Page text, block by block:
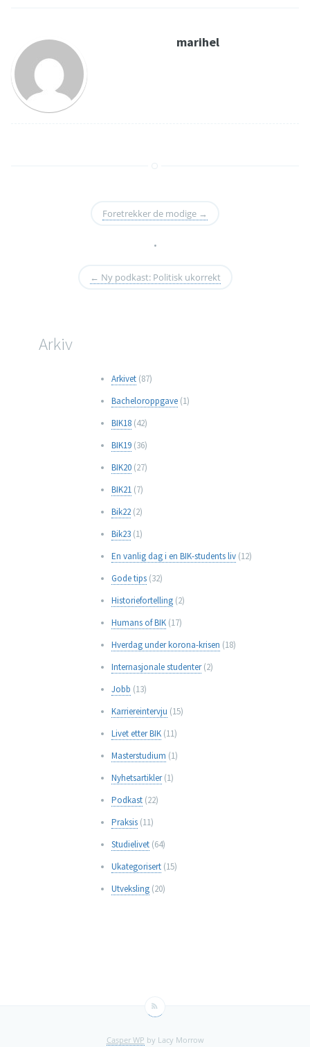
marihel
Foretrekker de modige →
•
← Ny podkast: Politisk ukorrekt
Arkiv
Arkivet(87)
Bacheloroppgave(1)
BIK18(42)
BIK19(36)
BIK20(27)
BIK21(7)
Bik22(2)
Bik23(1)
En vanlig dag i en BIK-students liv(12)
Gode tips(32)
Historiefortelling(2)
Humans of BIK(17)
Hverdag under korona-krisen (18)
Internasjonale studenter(2)
Jobb (13)
Karriereintervju (15)
Livet etter BIK(11)
Masterstudium (1)
Nyhetsartikler(1)
Podkast(22)
Praksis(11)
Studielivet(64)
Ukategorisert(15)
Utveksling(20)
Casper WP by Lacy Morrow